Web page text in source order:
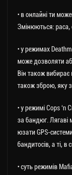
• в онлайні ти
Змінюються: раса,
• у режимах
може дозволяти
Він також вибирає
також зброю, яку
• у режимі Cops ‘n
за бандюг. Лягаві
юзати GPS-
бандитосів, а ті, в
• суть режимів